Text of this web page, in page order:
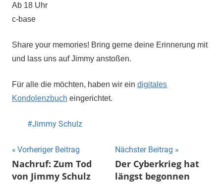
Ab 18 Uhr
c-base
Share your memories! Bring gerne deine Erinnerung mit
und lass uns auf Jimmy anstoßen.
Für alle die möchten, haben wir ein digitales
Kondolenzbuch eingerichtet.
Jimmy Schulz
Beitragsnavigation
Vorheriger Beitrag
Nachruf: Zum Tod
von Jimmy Schulz
Nächster Beitrag
Der Cyberkrieg hat
längst begonnen